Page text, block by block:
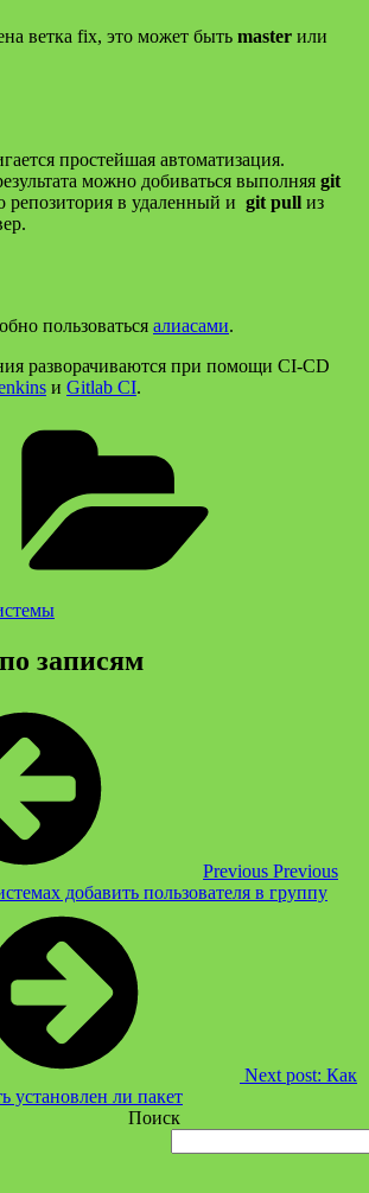
ветка fix, это может быть master или
простейшая автоматизация.
можно добиваться выполняя git
репозитория в удаленный и git pull из
пользоваться алиасами.
разворачиваются при помощи CI-CD
и Gitlab CI.
записям
Previous Previous
добавить пользователя в группу
Next post: Как
установлен ли пакет
Поиск